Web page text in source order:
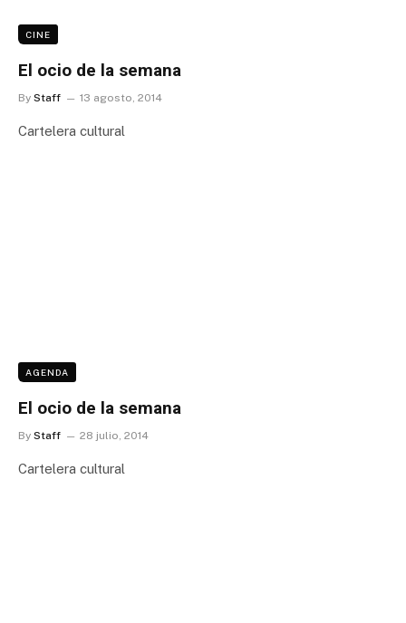
CINE
El ocio de la semana
By Staff 13 agosto, 2014
Cartelera cultural
AGENDA
El ocio de la semana
By Staff 28 julio, 2014
Cartelera cultural